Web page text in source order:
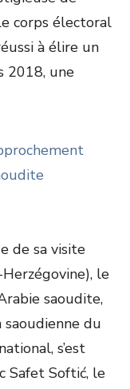
corps électoral
à élire un
2018, une
de sa visite
le
saoudite,
du
s’est
Safet Softić, le